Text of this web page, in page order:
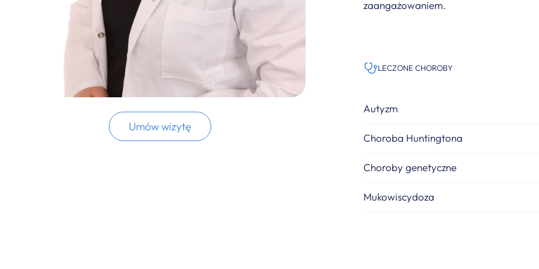
Umów wizytę
zaangażowaniem.
LECZONE CHOROBY
Autyzm
Choroba Huntingtona
Choroby genetyczne
Mukowiscydoza